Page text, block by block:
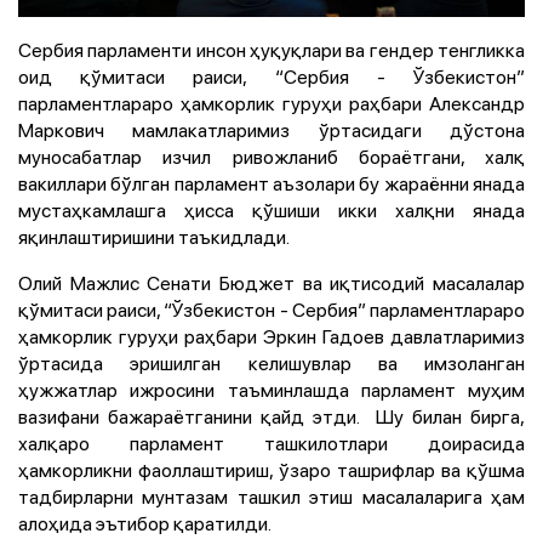
Сербия парламенти инсон ҳуқуқлари ва гендер тенгликка
оид қўмитаси раиси, “Сербия - Ўзбекистон”
парламентлараро ҳамкорлик гуруҳи раҳбари Александр
Маркович мамлакатларимиз ўртасидаги дўстона
муносабатлар изчил ривожланиб бораётгани, халқ
вакиллари бўлган парламент аъзолари бу жараённи янада
мустаҳкамлашга ҳисса қўшиши икки халқни янада
яқинлаштиришини таъкидлади.
Олий Мажлис Сенати Бюджет ва иқтисодий масалалар
қўмитаси раиси, “Ўзбекистон - Сербия” парламентлараро
ҳамкорлик гуруҳи раҳбари Эркин Гадоев давлатларимиз
ўртасида эришилган келишувлар ва имзоланган
ҳужжатлар ижросини таъминлашда парламент муҳим
вазифани бажараётганини қайд этди. Шу билан бирга,
халқаро парламент ташкилотлари доирасида
ҳамкорликни фаоллаштириш, ўзаро ташрифлар ва қўшма
тадбирларни мунтазам ташкил этиш масалаларига ҳам
алоҳида эътибор қаратилди.